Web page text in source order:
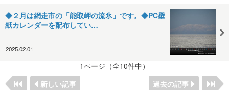
◆２月は網走市の「能取岬の流氷」です。◆PC壁
紙カレンダーを配布してい…
2025.02.01
1ページ（全10件中）
新しい記事
過去の記事